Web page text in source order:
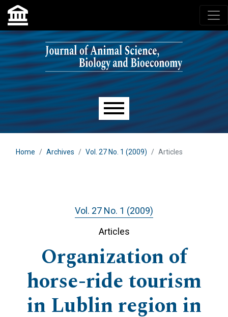
Skip to main navigation menu
Skip to main content
Skip to site footer
Main menu
Home Archives Vol. 27 No. 1 (2009) Articles
Vol. 27 No. 1 (2009)
Articles
Organization of
horse-ride tourism
in Lublin region in